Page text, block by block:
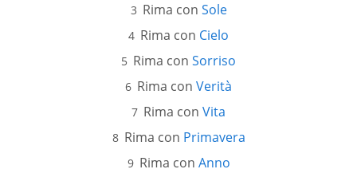
Rima con Sole
Rima con Cielo
Rima con Sorriso
Rima con Verità
Rima con Vita
Rima con Primavera
Rima con Anno